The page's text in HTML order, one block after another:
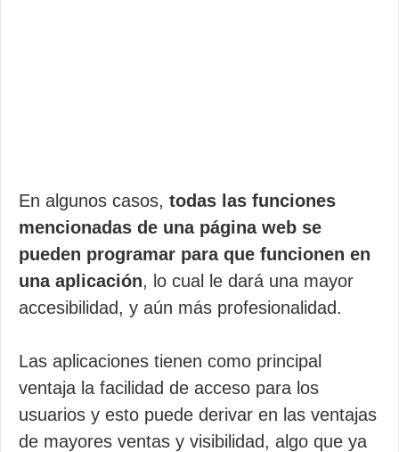
En algunos casos, todas las funciones
mencionadas de una página web se
pueden programar para que funcionen en
una aplicación, lo cual le dará una mayor
accesibilidad, y aún más profesionalidad.
Las aplicaciones tienen como principal
ventaja la facilidad de acceso para los
usuarios y esto puede derivar en las ventajas
de mayores ventas y visibilidad, algo que ya